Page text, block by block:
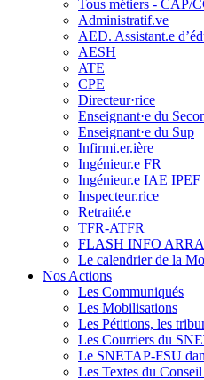
Tous métiers - CAP/
Administratif.ve
AED. Assistant.e
AESH
ATE
CPE
Directeur·rice
Enseignant·e du
Enseignant·e du Sup
Infirmi.er.ière
Ingénieur.e FR
Ingénieur.e IAE IPEF
Inspecteur.rice
Retraité.e
TFR-ATFR
FLASH INFO
Le calendrier de la
Nos Actions
Les Communiqués
Les Mobilisations
Les Pétitions, les
Les Courriers du
Le SNETAP-FSU
Les Textes du